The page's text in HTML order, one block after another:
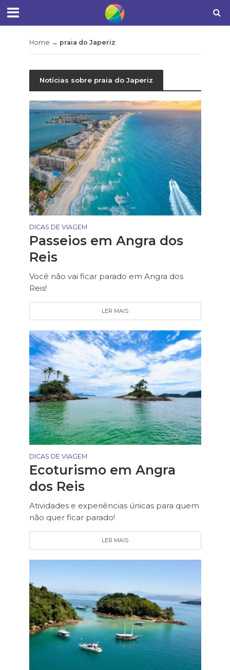
Home → praia do Japeriz
Notícias sobre praia do Japeriz
DICAS DE VIAGEM
Passeios em Angra dos
Reis
Você não vai ficar parado em Angra dos
Reis!
LER MAIS
DICAS DE VIAGEM
Ecoturismo em Angra
dos Reis
Atividades e experiências únicas para quem
não quer ficar parado!
LER MAIS